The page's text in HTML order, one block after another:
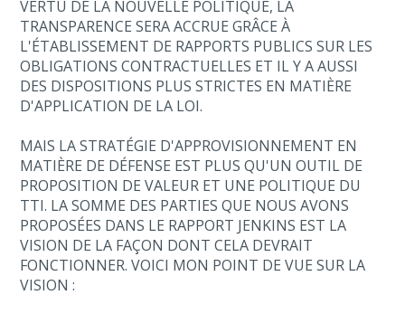
VERTU DE LA NOUVELLE POLITIQUE, LA
TRANSPARENCE SERA ACCRUE GRÂCE À
L'ÉTABLISSEMENT DE RAPPORTS PUBLICS SUR LES
OBLIGATIONS CONTRACTUELLES ET IL Y A AUSSI
DES DISPOSITIONS PLUS STRICTES EN MATIÈRE
D'APPLICATION DE LA LOI.
MAIS LA STRATÉGIE D'APPROVISIONNEMENT EN
MATIÈRE DE DÉFENSE EST PLUS QU'UN OUTIL DE
PROPOSITION DE VALEUR ET UNE POLITIQUE DU
TTI. LA SOMME DES PARTIES QUE NOUS AVONS
PROPOSÉES DANS LE RAPPORT JENKINS EST LA
VISION DE LA FAÇON DONT CELA DEVRAIT
FONCTIONNER. VOICI MON POINT DE VUE SUR LA
VISION :